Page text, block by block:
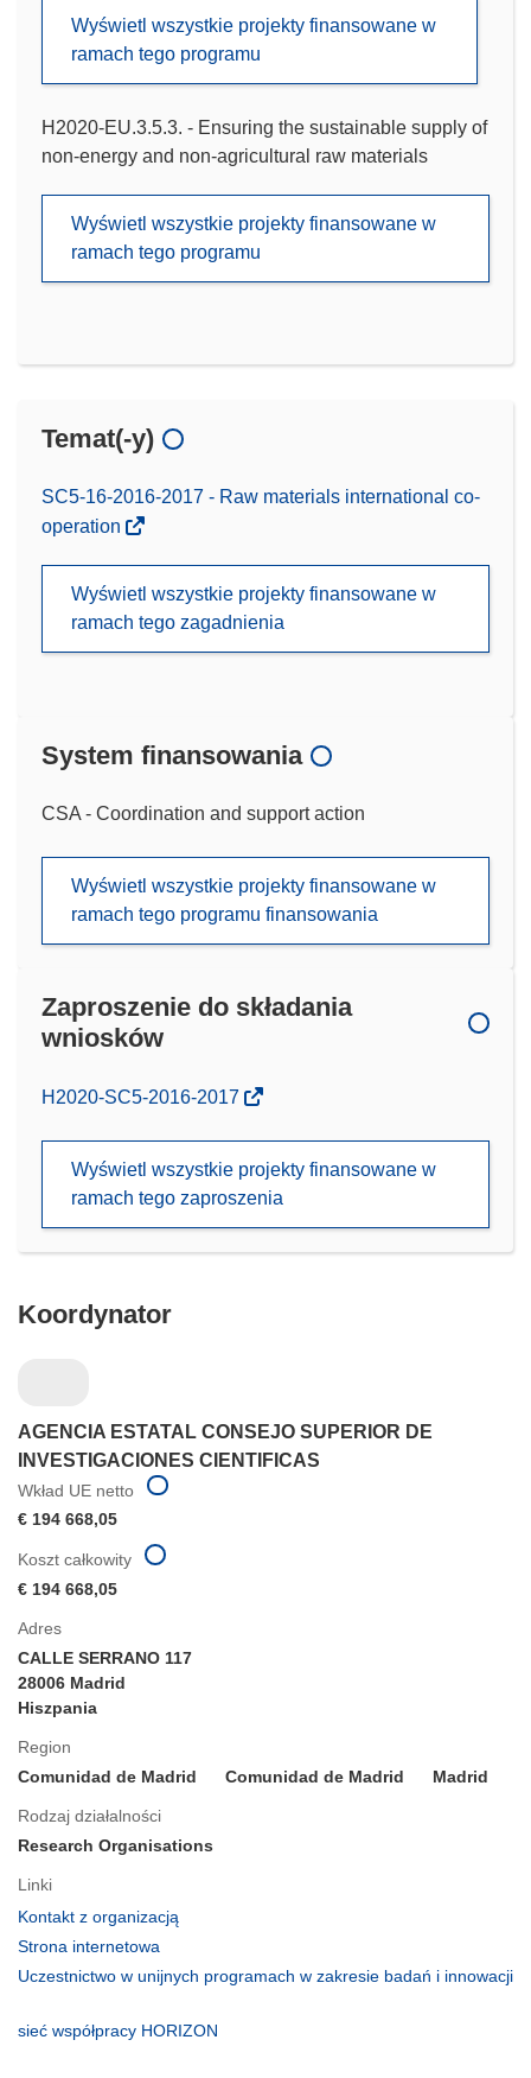
Wyświetl wszystkie projekty finansowane w
ramach tego programu
H2020-EU.3.5.3. - Ensuring the sustainable supply of
non-energy and non-agricultural raw materials
Wyświetl wszystkie projekty finansowane w
ramach tego programu
Temat(-y)
SC5-16-2016-2017 - Raw materials international co-
operation
Wyświetl wszystkie projekty finansowane w
ramach tego zagadnienia
System finansowania
CSA - Coordination and support action
Wyświetl wszystkie projekty finansowane w
ramach tego programu finansowania
Zaproszenie do składania
wniosków
(odnośnik
nowym
H2020-SC5-2016-2017
Wyświetl wszystkie projekty finansowane w
ramach tego zaproszenia
Koordynator
AGENCIA ESTATAL CONSEJO SUPERIOR DE
INVESTIGACIONES CIENTIFICAS
Wkład UE netto
€ 194 668,05
Adres
CALLE SERRANO 117
28006 Madrid
Hiszpania
Region
Comunidad de Madrid
Comunidad de Madrid Madrid
Rodzaj działalności
Research Organisations
Linki
Kontakt z organizacją
oknie)
Strona internetowa
otworzy
Uczestnictwo w unijnych programach w zakresie badań i innowacji
otworzy
sieć współpracy HORIZON
Koszt całkowity
€ 194 668,05